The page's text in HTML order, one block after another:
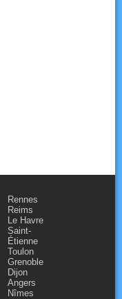
Rennes
Reims
Le Havre
Saint-
Étienne
Toulon
Grenoble
Dijon
Angers
Nîmes